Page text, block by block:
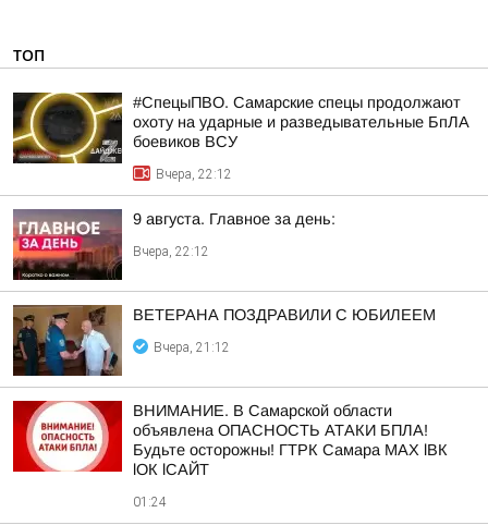
ТОП
#СпецыПВО. Самарские спецы продолжают
охоту на ударные и разведывательные БпЛА
боевиков ВСУ
Вчера, 22:12
9 августа. Главное за день:
Вчера, 22:12
ВЕТЕРАНА ПОЗДРАВИЛИ С ЮБИЛЕЕМ
Вчера, 21:12
ВНИМАНИЕ. В Самарской области
объявлена ОПАСНОСТЬ АТАКИ БПЛА!
Будьте осторожны! ГТРК Самара MAX lВК
lОК lСАЙТ
01:24